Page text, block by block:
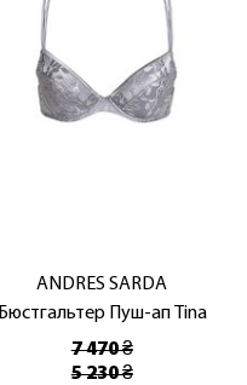
ANDRES SARDA
Бюстгальтер Пуш-ап Tina
7 470 ₴
5 230 ₴